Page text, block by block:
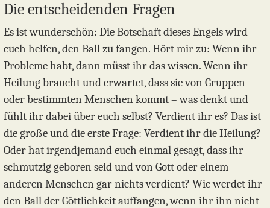
Die entscheidenden Fragen
Es ist wunderschön: Die Botschaft dieses Engels wird
euch helfen, den Ball zu fangen. Hört mir zu: Wenn ihr
Probleme habt, dann müsst ihr das wissen. Wenn ihr
Heilung braucht und erwartet, dass sie von Gruppen
oder bestimmten Menschen kommt – was denkt und
fühlt ihr dabei über euch selbst? Verdient ihr es? Das ist
die große und die erste Frage: Verdient ihr die Heilung?
Oder hat irgendjemand euch einmal gesagt, dass ihr
schmutzig geboren seid und von Gott oder einem
anderen Menschen gar nichts verdient? Wie werdet ihr
den Ball der Göttlichkeit auffangen, wenn ihr ihn nicht